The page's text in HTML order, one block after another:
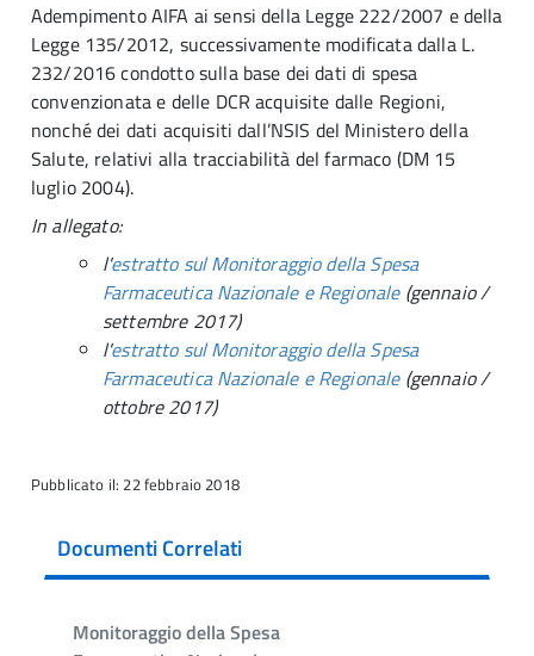
Adempimento AIFA ai sensi della Legge 222/2007 e della
Legge 135/2012, successivamente modificata dalla L.
232/2016 condotto sulla base dei dati di spesa
convenzionata e delle DCR acquisite dalle Regioni,
nonché dei dati acquisiti dall’NSIS del Ministero della
Salute, relativi alla tracciabilità del farmaco (DM 15
luglio 2004).
In allegato:
l'estratto sul Monitoraggio della Spesa
Farmaceutica Nazionale e Regionale(gennaio /
settembre 2017)
l'estratto sul Monitoraggio della Spesa
Farmaceutica Nazionale e Regionale(gennaio /
ottobre 2017)
Pubblicato il: 22 febbraio 2018
Documenti Correlati
Monitoraggio della Spesa